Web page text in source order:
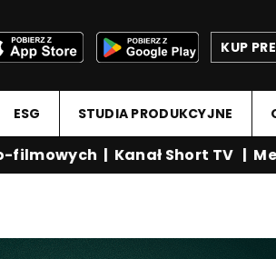
KUP
ESG STUDIA PRODUKCYJNE
|Kanał Short TV |